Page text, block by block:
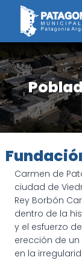
Saltar
contenido
Carmen de
ciudad de
Rey Borbón
dentro de la
y el esfuerzo
erección de
en la